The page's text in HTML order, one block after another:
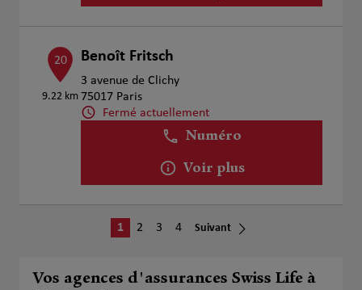
20
9.22 km
Benoît Fritsch
3 avenue de Clichy
75017 Paris
Fermé actuellement
Numéro
Voir plus
1 2 3 4 Suivant
Vos agences d'assurances Swiss Life à